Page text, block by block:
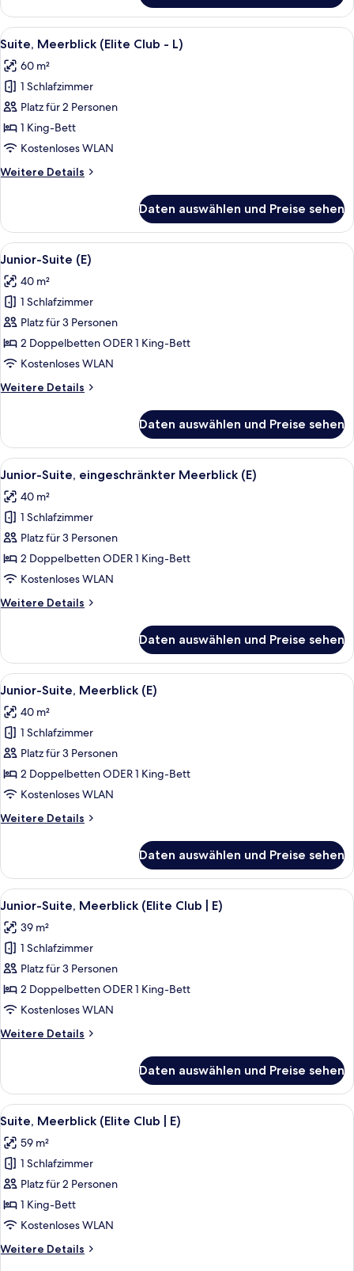
Suite,
Meerblick
(Elite
L)
Alle
Fotos
für
Suite,
Meerblick
(Elite
Club
L)
Ein Hotelzimmer mit einem großen
15
Suite, Meerblick (Elite Club - L)
60 m²
1 Schlafzimmer
Platz für 2 Personen
1 King-Bett
Kostenloses WLAN
Weitere Details
Weitere
Meerblick
(Elite
Club
L)
Daten auswählen und Preise sehen
Alle
Fotos
für
Junior-
Suite
(E)
anzeigen
Ein modernes Hotelzimmer mit
6
Junior-Suite (E)
40 m²
1 Schlafzimmer
Platz für 3 Personen
2 Doppelbetten ODER 1 King-Bett
Kostenloses WLAN
Weitere Details
Weitere
Suite
(E)
Daten auswählen und Preise sehen
Alle
Fotos
für
Junior-
Suite,
eingeschränkter
Meerblick
anzeigen
Ein Hotelzimmer mit zwei Betten,
7
Junior-Suite, eingeschränkter Meerblick (E)
40 m²
1 Schlafzimmer
Platz für 3 Personen
2 Doppelbetten ODER 1 King-Bett
Kostenloses WLAN
Weitere Details
Weitere
Suite,
eingeschränkter
Meerblick
Daten auswählen und Preise sehen
Alle
Fotos
für
Junior-
Suite,
Meerblick
(E)
Ein modernes Hotelzimmer mit
6
Junior-Suite, Meerblick (E)
40 m²
1 Schlafzimmer
Platz für 3 Personen
2 Doppelbetten ODER 1 King-Bett
Kostenloses WLAN
Weitere Details
Weitere
Suite,
Meerblick
(E)
Daten auswählen und Preise sehen
Alle
Fotos
für
Junior-
Suite,
Meerblick
(Elite
|
Eine Person gießt ein Getränk in ein
9
Junior-Suite, Meerblick (Elite Club | E)
39 m²
1 Schlafzimmer
Platz für 3 Personen
2 Doppelbetten ODER 1 King-Bett
Kostenloses WLAN
Weitere Details
Weitere
Suite,
Meerblick
(Elite
E)
Daten auswählen und Preise sehen
Alle
Fotos
für
Suite,
Meerblick
(Elite
Club
E)
Ein Hotelzimmer mit einem großen
15
Suite, Meerblick (Elite Club | E)
59 m²
1 Schlafzimmer
Platz für 2 Personen
1 King-Bett
Kostenloses WLAN
Weitere Details
Weitere